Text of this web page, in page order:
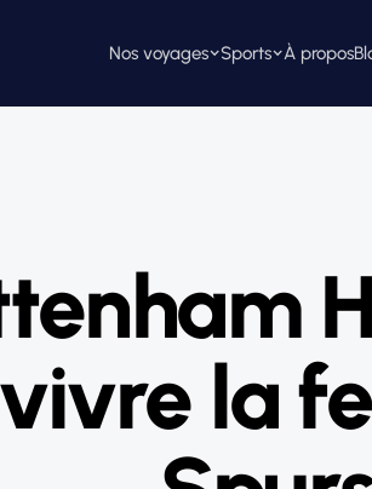
Nos voyages Sports À propos
la